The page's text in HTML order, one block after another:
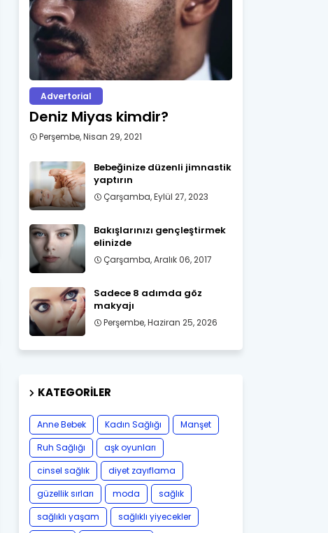
Advertorial
Deniz Miyas kimdir?
Perşembe, Nisan 29, 2021
Bebeğinize düzenli jimnastik
yaptırın
Çarşamba, Eylül 27, 2023
Bakışlarınızı gençleştirmek
elinizde
Çarşamba, Aralık 06, 2017
Sadece 8 adımda göz
makyajı
Perşembe, Haziran 25, 2026
KATEGORILER
Anne Bebek Kadın Sağlığı
Manşet
Ruh Sağlığı
aşk oyunları
cinsel sağlık
diyet zayıflama
güzellik sırları
moda
sağlık
sağlıklı yaşam
sağlıklı yiyecekler